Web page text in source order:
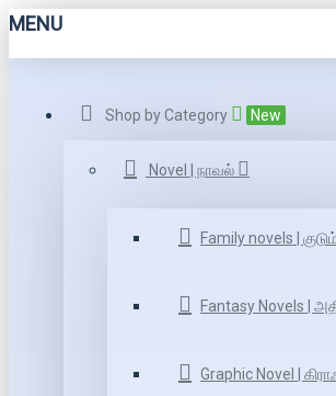
MENU
Shop by Category New
Novel | நாவல்
Family novels |
Fantasy Novels |
Graphic Novel |